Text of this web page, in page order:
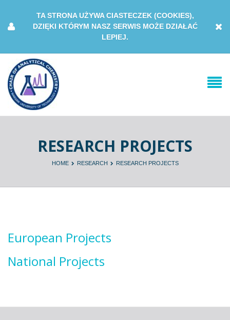
TA STRONA UŻYWA CIASTECZEK (COOKIES),
DZIĘKI KTÓRYM NASZ SERWIS MOŻE DZIAŁAĆ
LEPIEJ.
RESEARCH PROJECTS
HOME RESEARCH RESEARCH PROJECTS
European Projects
National Projects